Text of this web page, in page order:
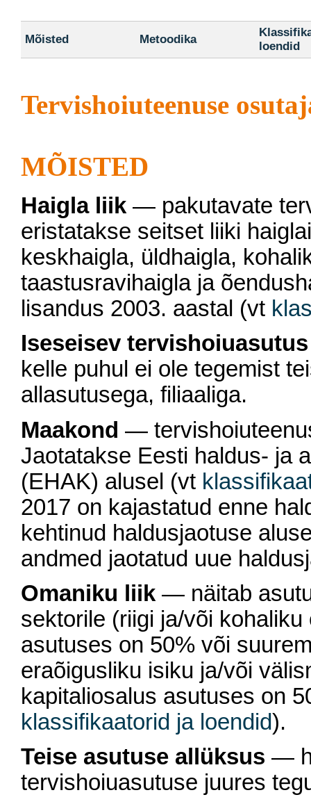
Mõisted Metoodika
loendid
Tervishoiuteenuse
MÕISTED
Haigla liik — pakutavate
eristatakse seitset liiki
keskhaigla, üldhaigla,
taastusravihaigla ja
lisandus 2003. aastal (vt
Iseseisev tervishoiuasutus
kelle puhul ei ole tegemist
allasutusega, filiaaliga.
Maakond —
Jaotatakse Eesti haldus- ja
(EHAK) alusel (vt
2017 on kajastatud enne
kehtinud haldusjaotuse
andmed jaotatud uue
Omaniku liik — näitab
sektorile (riigi ja/või
asutuses on 50% või
eraõigusliku isiku ja/või
kapitaliosalus asutuses on
klassifikaatorid ja loendid).
Teise asutuse allüksus —
tervishoiuasutuse juures